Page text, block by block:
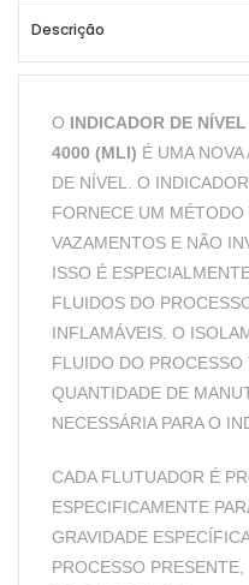
Descrição
O INDICADOR DE
4000 (MLI) É UMA
DE NÍVEL. O
FORNECE UM
VAZAMENTOS E NÃO
ISSO É
FLUIDOS DO
INFLAMÁVEIS. O
FLUIDO DO PROCESSO
QUANTIDADE DE
NECESSÁRIA PARA O
CADA FLUTUADOR É
ESPECIFICAMENTE
GRAVIDADE
PROCESSO